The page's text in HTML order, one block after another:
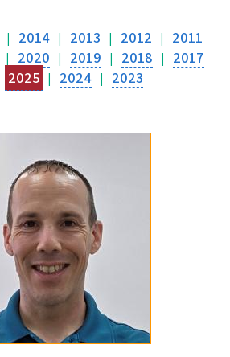
2011
|
2012
|
2013
|
2014
|
2017
|
2018
|
2019
|
2020
|
2023
|
2024
|
2025